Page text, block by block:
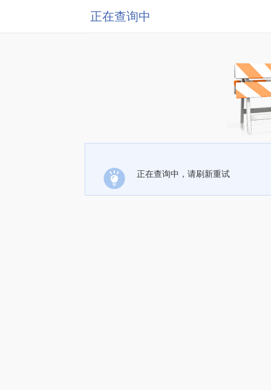
正在查询中
正在查询中，请刷新重试